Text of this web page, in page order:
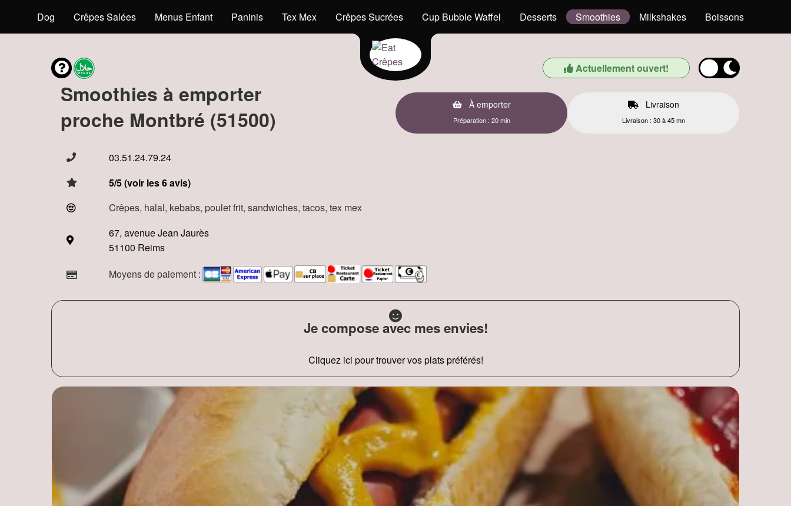
Hot Dog Crêpes Salées Menus Enfant Paninis Tex Mex Crêpes Sucrées Cup Bubble Waffel Desserts Smoothies Milkshakes Boissons
Actuellement ouvert!
Smoothies à emporter
proche Montbré (51500)
À emporter
Préparation : 20 min
Livraison
Livraison : 30 à 45 mn
03.51.24.79.24
5/5 (voir les 6 avis)
Crêpes, halal, kebabs, poulet frit, sandwiches, tacos, tex mex
67, avenue Jean Jaurès
51100 Reims
Moyens de paiement :
Je compose avec mes envies!
Cliquez ici pour trouver vos plats préférés!